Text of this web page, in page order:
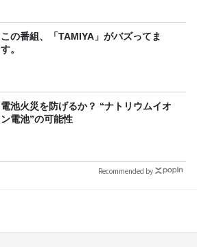
この番組、「TAMIYA」がバズってま
す。
電池火災を防げるか？ “ナトリウムイオ
ン電池”の可能性
Recommended by